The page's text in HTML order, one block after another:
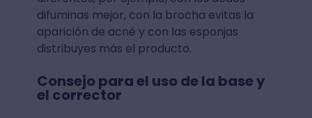
difuminas mejor, con la brocha evitas la
aparición de acné y con las esponjas
distribuyes más el producto.
Consejo para el uso de la base y
el corrector